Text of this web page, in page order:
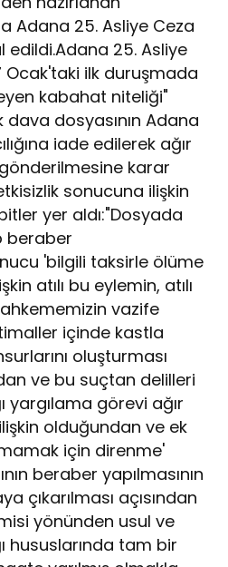
Adana 25. Asliye Ceza
edildi.Adana 25. Asliye
Ocak'taki ilk duruşmada
kabahat niteliği"
dosyasının Adana
iade edilerek ağır
karar
sonucuna ilişkin
yer aldı:"Dosyada
beraber
'bilgili taksirle ölüme
atılı bu eylemin, atılı
vazife
içinde kastla
oluşturması
ve bu suçtan delilleri
yargılama görevi ağır
olduğundan ve ek
için direnme'
beraber yapılmasının
çıkarılması açısından
yönünden usul ve
hususlarında tam bir